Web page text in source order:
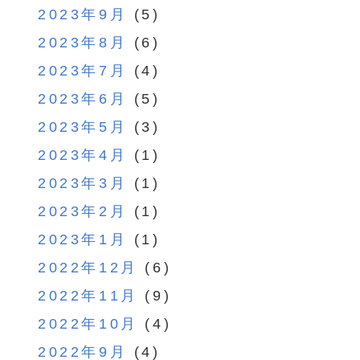
2023年9月
(5)
2023年8月
(6)
2023年7月
(4)
2023年6月
(5)
2023年5月
(3)
2023年4月
(1)
2023年3月
(1)
2023年2月
(1)
2023年1月
(1)
2022年12月
(6)
2022年11月
(9)
2022年10月
(4)
2022年9月
(4)